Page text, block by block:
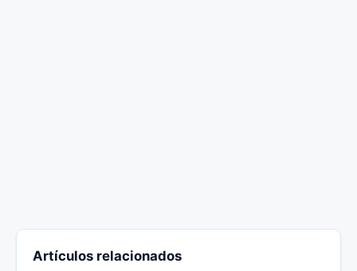
Artículos relacionados